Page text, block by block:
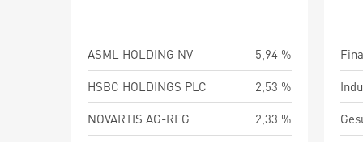
ASML HOLDING NV
5,94 %
HSBC HOLDINGS PLC
2,53 %
NOVARTIS AG-REG
2,33 %